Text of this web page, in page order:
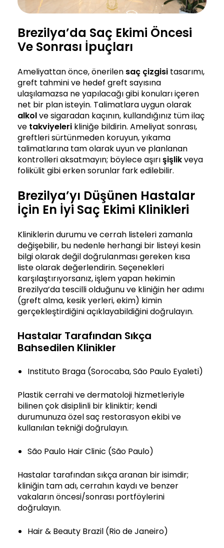
Brezilya’da Saç Ekimi Öncesi
Ve Sonrası İpuçları
Ameliyattan önce, önerilen saç çizgisi tasarımı,
greft tahmini ve hedef greft sayısına
ulaşılamazsa ne yapılacağı gibi konuları içeren
net bir plan isteyin. Talimatlara uygun olarak
alkolve sigaradan kaçının, kullandığınız tüm ilaç
ve takviyeleri kliniğe bildirin. Ameliyat sonrası,
greftleri sürtünmeden koruyun, yıkama
talimatlarına tam olarak uyun ve planlanan
kontrolleri aksatmayın; böylece aşırışişlikveya
folikülit gibi erken sorunlar fark edilebilir.
Brezilya’yı Düşünen Hastalar
İçin En İyi Saç Ekimi Klinikleri
Kliniklerin durumu ve cerrah listeleri zamanla
değişebilir, bu nedenle herhangi bir listeyi kesin
bilgi olarak değil doğrulanması gereken kısa
liste olarak değerlendirin. Seçenekleri
karşılaştırıyorsanız, işlem yapan hekimin
Brezilya’da tescilli olduğunu ve kliniğin her adımı
(greft alma, kesik yerleri, ekim) kimin
gerçekleştirdiğini açıklayabildiğini doğrulayın.
Hastalar Tarafından Sıkça
Bahsedilen Klinikler
Instituto Braga (Sorocaba, São Paulo Eyaleti)
Plastik cerrahi ve dermatoloji hizmetleriyle
bilinen çok disiplinli bir kliniktir; kendi
durumunuza özel saç restorasyon ekibi ve
kullanılan tekniği doğrulayın.
São Paulo Hair Clinic (São Paulo)
Hastalar tarafından sıkça aranan bir isimdir;
kliniğin tam adı, cerrahın kaydı ve benzer
vakaların öncesi/sonrası portföylerini
doğrulayın.
Hair & Beauty Brazil (Rio de Janeiro)